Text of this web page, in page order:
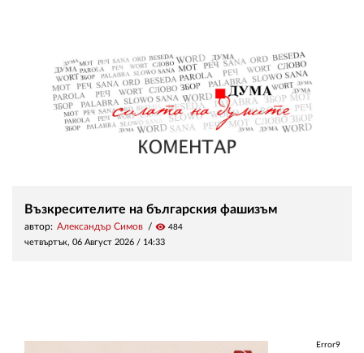
Възкресителите на българския фашизъм
автор: Александър Симов visibility 484
четвъртък, 06 Август 2026 / 14:33
Error9